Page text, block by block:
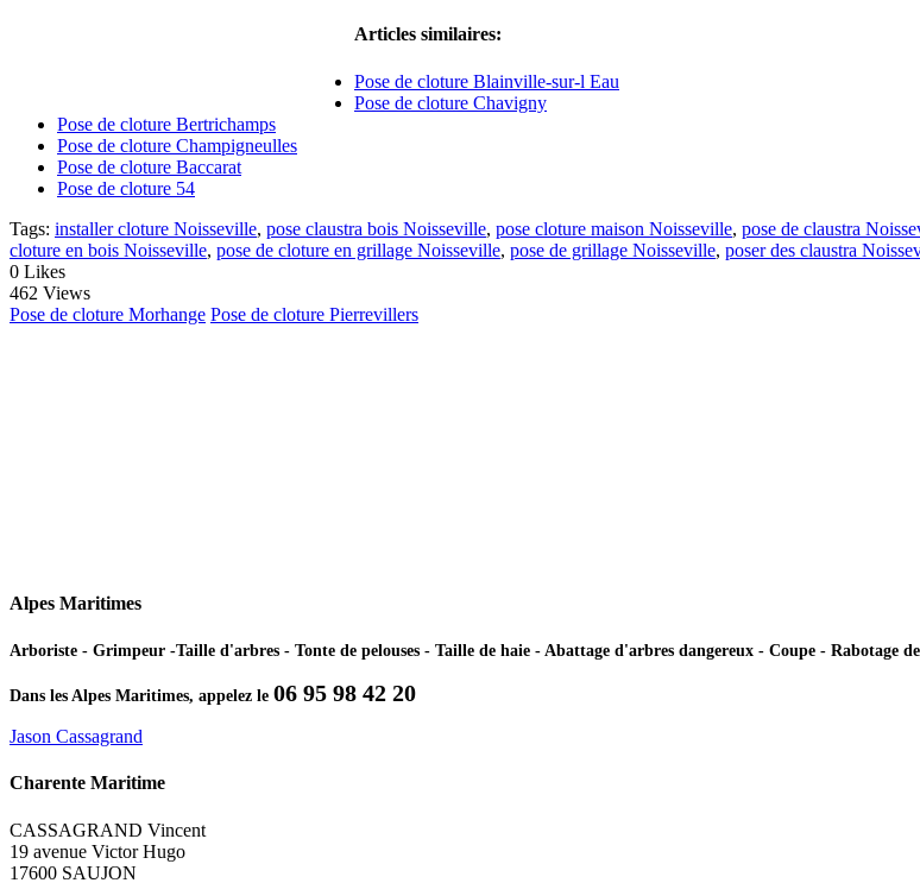
Articles similaires:
Pose de cloture Blainville-sur-l Eau
Pose de cloture Chavigny
Pose de cloture Bertrichamps
Pose de cloture Champigneulles
Pose de cloture Baccarat
Pose de cloture 54
Tags: installer cloture Noisseville, pose claustra bois Noisseville, pose cloture maison Noisseville, pose de claustra
cloture en bois Noisseville, pose de cloture en grillage Noisseville, pose de grillage Noisseville, poser des claustra
0 Likes
462 Views
Pose de cloture Morhange Pose de cloture Pierrevillers
Alpes Maritimes
Arboriste - Grimpeur -Taille d'arbres - Tonte de pelouses - Taille de haie - Abattage d'arbres dangereux - Coupe - Rabotage de
Dans les Alpes Maritimes, appelez le 06 95 98 42 20
Jason Cassagrand
Charente Maritime
CASSAGRAND Vincent
19 avenue Victor Hugo
17600 SAUJON